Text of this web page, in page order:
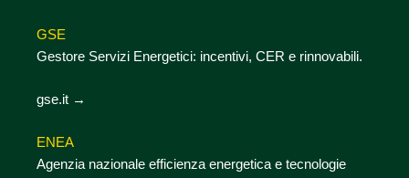
GSE
Gestore Servizi Energetici: incentivi, CER e rinnovabili.
gse.it →
ENEA
Agenzia nazionale efficienza energetica e tecnologie